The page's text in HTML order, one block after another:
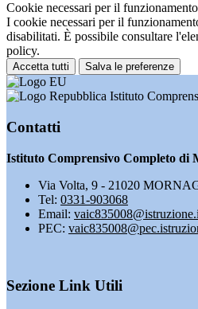
Cookie necessari per il funzionamento
I cookie necessari per il
disabilitati. È possibile consultare
policy.
Accetta tutti Salva le preferenze
Istituto
Contatti
Istituto Comprensivo Completo di
Via Volta, 9 - 21020
Tel: 0331-903068
Email:
PEC:
Sezione Link Utili